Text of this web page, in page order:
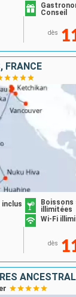
Conseil
dès
FRANCE
Boissons
illimitées
Wi-Fi
dès